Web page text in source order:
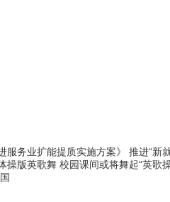
服务业扩能提质实施方案》 推进“新
操版英歌舞 校园课间或将舞起“英歌